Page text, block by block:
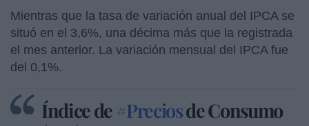
Mientras que la tasa de variación anual del IPCA se
situó en el 3,6%, una décima más que la registrada
el mes anterior. La variación mensual del IPCA fue
del 0,1%.
Índice de #Preciosde Consumo